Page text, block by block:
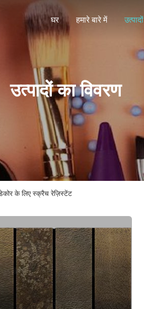
घर हमारे बारे में उत्पादों
उत्पादों का विवरण
के लिए स्क्रैच रेज़िस्टेंट